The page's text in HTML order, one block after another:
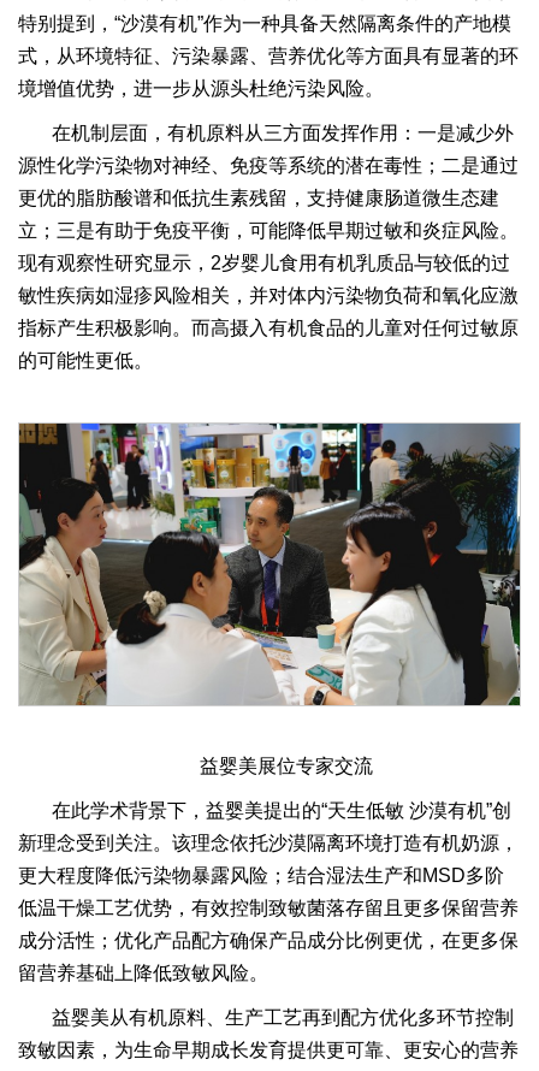
特别提到，“沙漠有机”作为一种具备天然隔离条件的产地模
式，从环境特征、污染暴露、营养优化等方面具有显著的环
境增值优势，进一步从源头杜绝污染风险。
在机制层面，有机原料从三方面发挥作用：一是减少外
源性化学污染物对神经、免疫等系统的潜在毒性；二是通过
更优的脂肪酸谱和低抗生素残留，支持健康肠道微生态建
立；三是有助于免疫平衡，可能降低早期过敏和炎症风险。
现有观察性研究显示，2岁婴儿食用有机乳质品与较低的过
敏性疾病如湿疹风险相关，并对体内污染物负荷和氧化应激
指标产生积极影响。而高摄入有机食品的儿童对任何过敏原
的可能性更低。
益婴美展位专家交流
在此学术背景下，益婴美提出的“天生低敏 沙漠有机”创
新理念受到关注。该理念依托沙漠隔离环境打造有机奶源，
更大程度降低污染物暴露风险；结合湿法生产和MSD多阶
低温干燥工艺优势，有效控制致敏菌落存留且更多保留营养
成分活性；优化产品配方确保产品成分比例更优，在更多保
留营养基础上降低致敏风险。
益婴美从有机原料、生产工艺再到配方优化多环节控制
致敏因素，为生命早期成长发育提供更可靠、更安心的营养